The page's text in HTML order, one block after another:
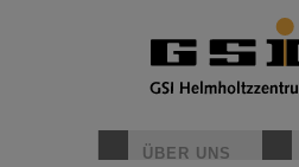
ÜBER UNS